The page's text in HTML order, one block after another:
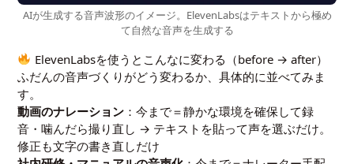
AIが生成する音声波形のイメージ。ElevenLabsはテキストから極め
て自然な音声を生成する
ElevenLabsを使うとこんなに変わる（before → after）
ふだんの音声づくりがどう変わるか、具体的に並べてみま
す。
動画のナレーション ：今まで＝静かな環境を確保して録
音・噛んだら撮り直し → テキストを貼って声を選ぶだけ。
修正も文字の書き直しだけ